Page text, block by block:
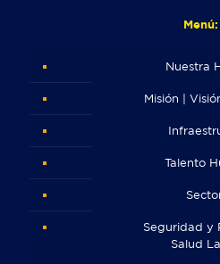
Menú:
Nuestra
Misión |
Talento
Seguridad y
Salud